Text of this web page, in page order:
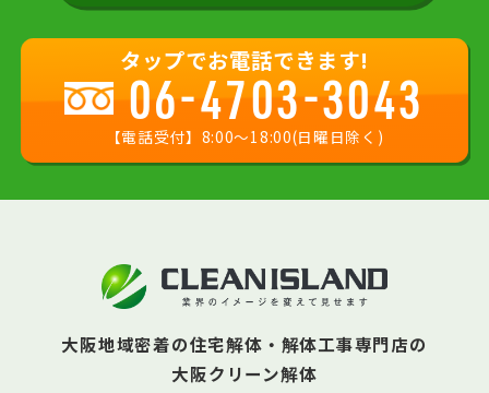
タップでお電話できます!
06-4703-3043
【電話受付】8:00〜18:00(日曜日除く)
大阪地域密着の住宅解体・解体工事専門店の
大阪クリーン解体